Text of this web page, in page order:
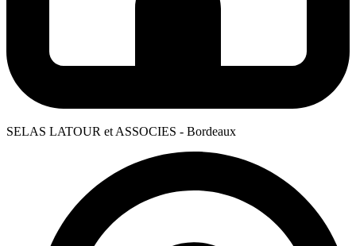
SELAS LATOUR et ASSOCIES - Bordeaux